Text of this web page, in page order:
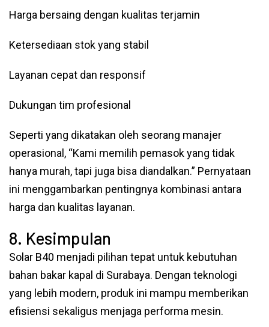
Harga bersaing dengan kualitas terjamin
Ketersediaan stok yang stabil
Layanan cepat dan responsif
Dukungan tim profesional
Seperti yang dikatakan oleh seorang manajer
operasional, “Kami memilih pemasok yang tidak
hanya murah, tapi juga bisa diandalkan.” Pernyataan
ini menggambarkan pentingnya kombinasi antara
harga dan kualitas layanan.
8. Kesimpulan
Solar B40 menjadi pilihan tepat untuk kebutuhan
bahan bakar kapal di Surabaya. Dengan teknologi
yang lebih modern, produk ini mampu memberikan
efisiensi sekaligus menjaga performa mesin.